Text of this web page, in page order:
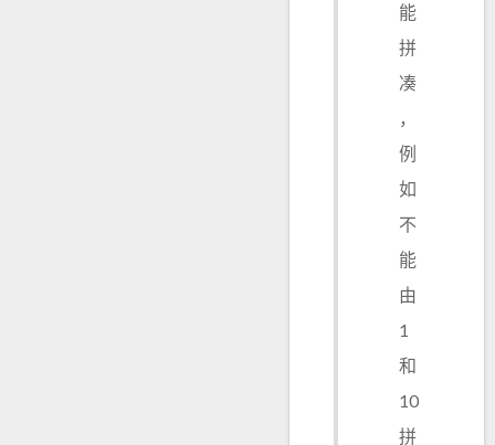
能
拼
凑
，
例
如
不
能
由
1
和
10
拼